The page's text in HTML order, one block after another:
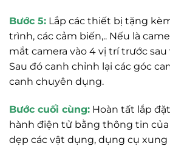
Bước 5: Lắp các thiết bị tặng
trình, các cảm biến,.. Nếu là
mắt camera vào 4 vị trí trước
Sau đó canh chỉnh lại các góc
canh chuyên dụng.
Bước cuối cùng: Hoàn tất lắp
hành điện tử bằng thông tin
dẹp các vật dụng, dụng cụ xung